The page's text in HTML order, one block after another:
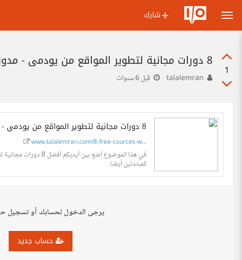
شارك
1
8 دورات مجانية لتطوير المواقع من يودمي - مدونة طلال عمران
قبل 6 سنوات
8 دورات مجانية لتطوير المواقع من يودمي - مدونة طلال عمران
www.talalemran.com/8-free-cources-w...
في هذا الموضوع أضع
للمبتدئين أيضا.
يرجى الدخول لحسابك أو تسجيل
حساب جديد